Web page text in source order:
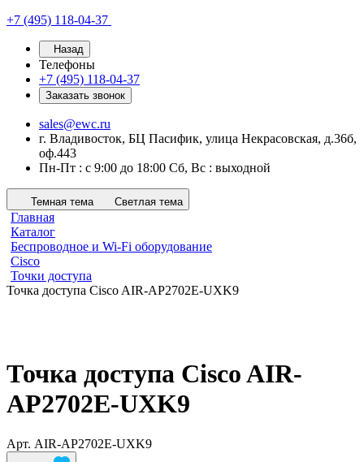
+7 (495) 118-04-37
Назад
Телефоны
+7 (495) 118-04-37
Заказать звонок
sales@ewc.ru
г. Владивосток, БЦ Пасифик, улица Некрасовская, д.36б,
оф.443
Пн-Пт : с 9:00 до 18:00 Сб, Вс : выходной
Темная тема Светлая тема
Главная
Каталог
Беспроводное и Wi-Fi оборудование
Cisco
Точки доступа
Точка доступа Cisco AIR-AP2702E-UXK9
Точка доступа Cisco AIR-
AP2702E-UXK9
Арт. AIR-AP2702E-UXK9